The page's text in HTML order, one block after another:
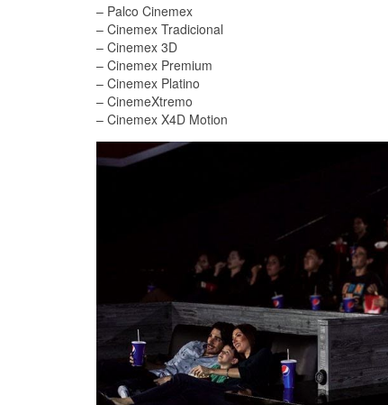
– Palco Cinemex
– Cinemex Tradicional
– Cinemex 3D
– Cinemex Premium
– Cinemex Platino
– CinemeXtremo
– Cinemex X4D Motion